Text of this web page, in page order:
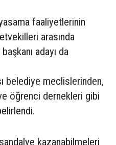
faaliyetlerinin
arasında
adayı da
belediye meclislerinden,
öğrenci dernekleri gibi
kazanabilmeleri